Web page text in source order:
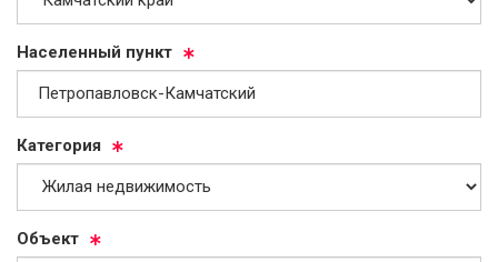
На­се­лен­ный пункт
Ка­те­го­рия
Объ­ект